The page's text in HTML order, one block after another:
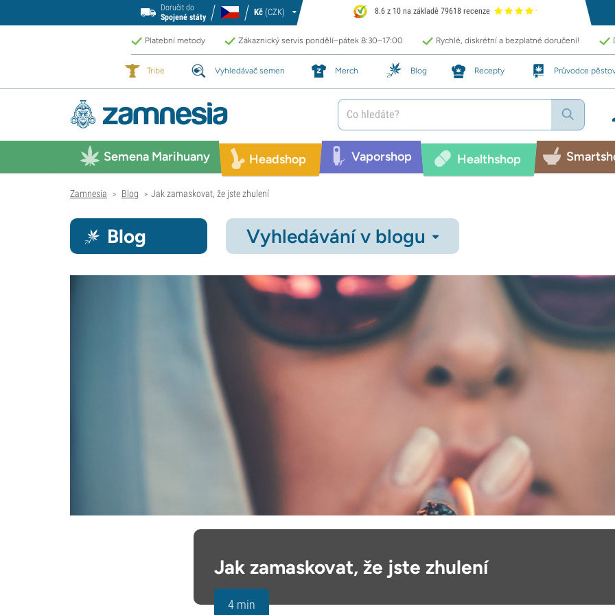
Doručit do
Spojené státy
Kč (CZK) 8.6 z 10 na základě 79618 recenze
Platební metody Zákaznický servis pondělí–pátek 8:30–17:00 Rychlé, diskrétní a bezplatné doručení!
Tribe Vyhledávač semen Merch Blog Recepty Průvodce
Semena Marihuany Headshop Vaporshop Healthshop
Zamnesia > Blog > Jak zamaskovat, že jste zhulení
Blog Vyhledávání v blogu
Jak zamaskovat, že jste zhulení
4 min